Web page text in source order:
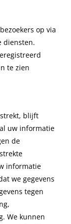
op via
diensten.
te zien
blijft
uw informatie
de
informatie
we gegevens
tegen
We kunnen